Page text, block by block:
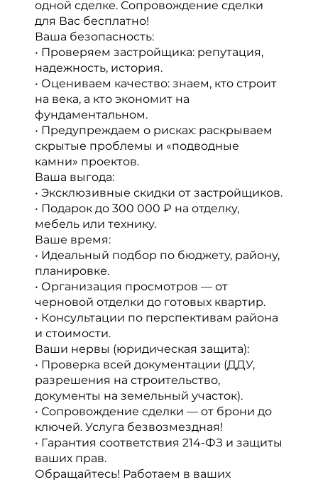
одной сделке. Сопровождение сделки
для Вас бесплатно!
Ваша безопасность:
• Проверяем застройщика: репутация,
надежность, история.
• Оцениваем качество: знаем, кто строит
на века, а кто экономит на
фундаментальном.
• Предупреждаем о рисках: раскрываем
скрытые проблемы и «подводные
камни» проектов.
Ваша выгода:
• Эксклюзивные скидки от застройщиков.
• Подарок до 300 000 ₽ на отделку,
мебель или технику.
Ваше время:
• Идеальный подбор по бюджету, району,
планировке.
• Организация просмотров — от
черновой отделки до готовых квартир.
• Консультации по перспективам района
и стоимости.
Ваши нервы (юридическая защита):
• Проверка всей документации (ДДУ,
разрешения на строительство,
документы на земельный участок).
• Сопровождение сделки — от брони до
ключей. Услуга безвозмездная!
• Гарантия соответствия 214-ФЗ и защиты
ваших прав.
Обращайтесь! Работаем в ваших